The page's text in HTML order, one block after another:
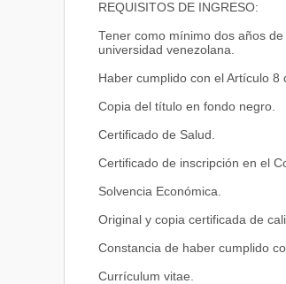
REQUISITOS DE INGRESO:
Tener como mínimo dos años
universidad venezolana.
Haber cumplido con el Artículo
Copia del título en fondo negro.
Certificado de Salud.
Certificado de inscripción en el
Solvencia Económica.
Original y copia certificada de
Constancia de haber cumplido
Currículum vitae.